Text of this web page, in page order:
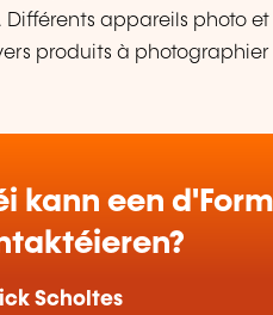
Différents appareils photo
produits à photographier
kann een
Scholtes